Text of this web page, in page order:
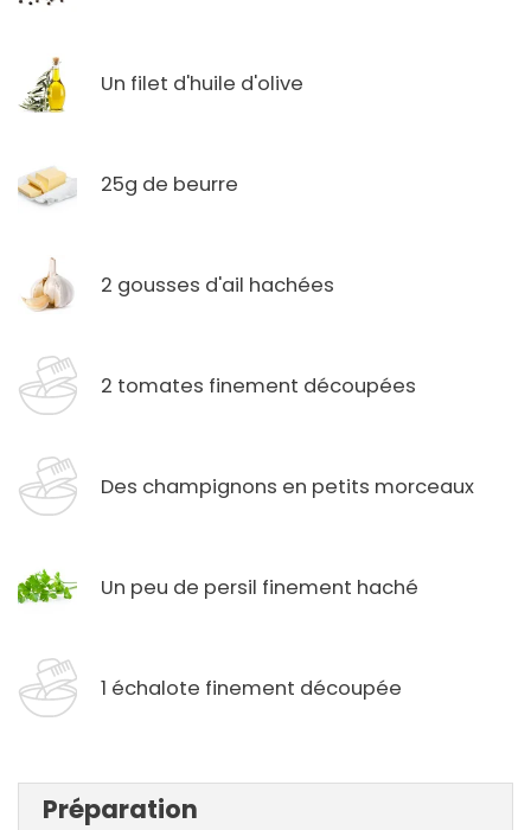
Un filet d'huile d'olive
25g de beurre
2 gousses d'ail hachées
2 tomates finement découpées
Des champignons en petits morceaux
Un peu de persil finement haché
1 échalote finement découpée
Préparation